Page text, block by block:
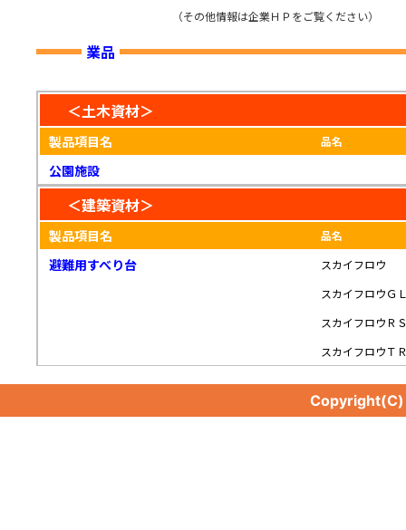
（その他情報は企業ＨＰをご覧ください）
業品
＜土木資材＞
製品項目名 品名
公園施設
＜建築資材＞
製品項目名 品名
避難用すべり台
スカイフロウ
スカイフロウＧ
スカイフロウＲ
スカイフロウＴ